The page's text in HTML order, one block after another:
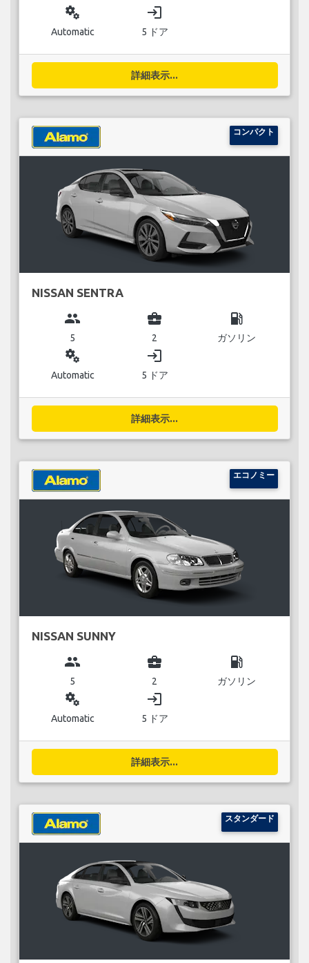
miscellaneous_services
Automatic
login
5 ドア
詳細表示...
コンパクト
NISSAN SENTRA
group
5
business_center
2
local_gas_station
ガソリン
miscellaneous_services
Automatic
login
5 ドア
詳細表示...
エコノミー
NISSAN SUNNY
group
5
business_center
2
local_gas_station
ガソリン
miscellaneous_services
Automatic
login
5 ドア
詳細表示...
スタンダード